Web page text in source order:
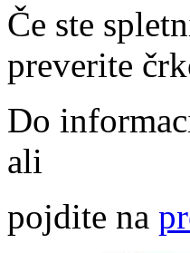
Če ste
preverite
Do
ali
pojdite na